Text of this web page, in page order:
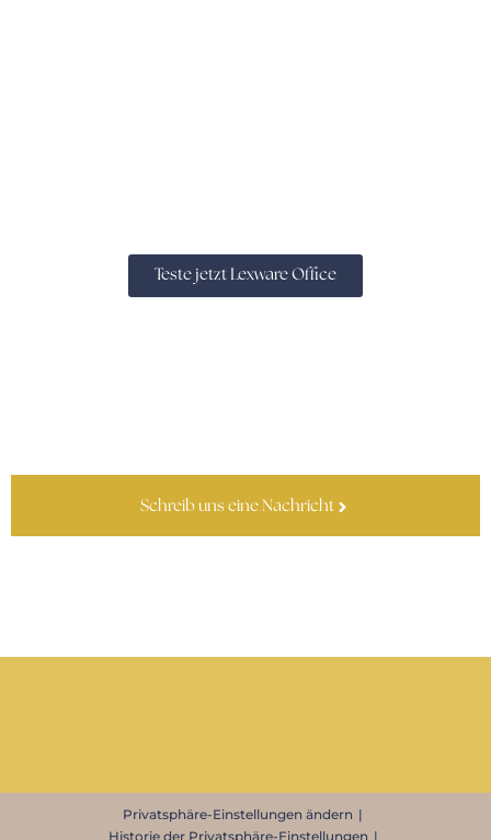
Teste jetzt Lexware Office
Schreib uns eine Nachricht
Privatsphäre-Einstellungen ändern
Historie der Privatsphäre-Einstellungen